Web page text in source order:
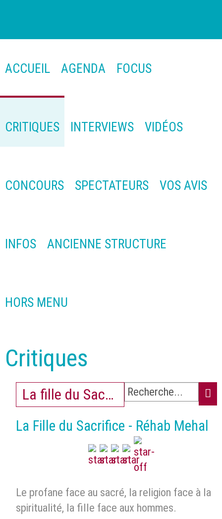
ACCUEIL AGENDA FOCUS
CRITIQUES INTERVIEWS VIDÉOS
CONCOURS SPECTATEURS VOS AVIS
INFOS ANCIENNE STRUCTURE
HORS MENU
Critiques
La fille du Sacrifice
La Fille du Sacrifice - Réhab Mehal
Le profane face au sacré, la religion face à la
spiritualité, la fille face aux hommes.